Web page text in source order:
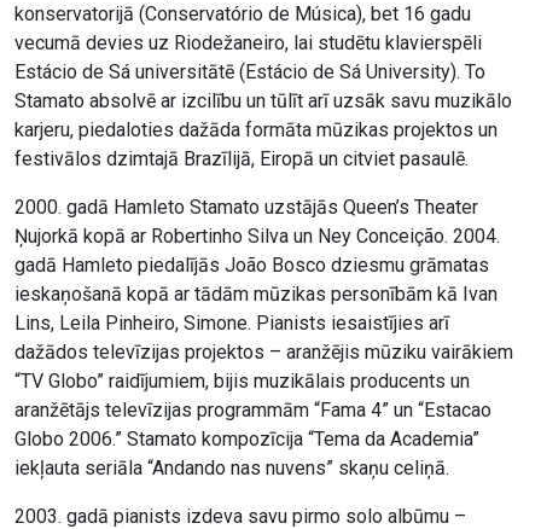
konservatorijā (Conservatório de Música), bet 16 gadu
vecumā devies uz Riodežaneiro, lai studētu klavierspēli
Estácio de Sá universitātē (Estácio de Sá University). To
Stamato absolvē ar izcilību un tūlīt arī uzsāk savu muzikālo
karjeru, piedaloties dažāda formāta mūzikas projektos un
festivālos dzimtajā Brazīlijā, Eiropā un citviet pasaulē.
2000. gadā Hamleto Stamato uzstājās Queen’s Theater
Ņujorkā kopā ar Robertinho Silva un Ney Conceição. 2004.
gadā Hamleto piedalījās João Bosco dziesmu grāmatas
ieskaņošanā kopā ar tādām mūzikas personībām kā Ivan
Lins, Leila Pinheiro, Simone. Pianists iesaistījies arī
dažādos televīzijas projektos – aranžējis mūziku vairākiem
“TV Globo” raidījumiem, bijis muzikālais producents un
aranžētājs televīzijas programmām “Fama 4” un “Estacao
Globo 2006.” Stamato kompozīcija “Tema da Academia”
iekļauta seriāla “Andando nas nuvens” skaņu celiņā.
2003. gadā pianists izdeva savu pirmo solo albūmu –